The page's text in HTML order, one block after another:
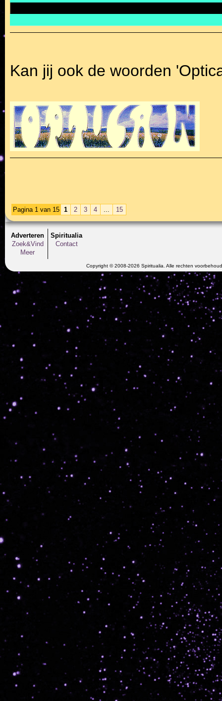
Kan jij ook de woorden
Pagina 1 van 15 1 2 3 4 15
Adverteren
Zoek&Vind
Meer
Spiritualia
Contact
Copyright © 2008-2026 Spiritualia. Alle rechten